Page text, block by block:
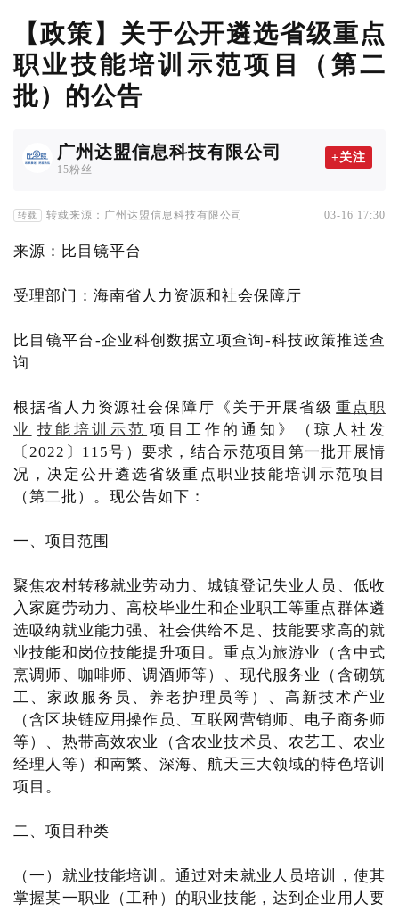
【政策】关于公开遴选省级重点
职业技能培训示范项目（第二
批）的公告
广州达盟信息科技有限公司
15粉丝
+关注
转载 转载来源：广州达盟信息科技有限公司 03-16 17:30
来源：比目镜平台
受理部门：海南省人力资源和社会保障厅
比目镜平台-企业科创数据立项查询-科技政策推送查
询
根据省人力资源社会保障厅《关于开展省级 重点职
业 技能培训示范 项目工作的通知》（琼人社发
〔2022〕115号）要求，结合示范项目第一批开展情
况，决定公开遴选省级重点职业技能培训示范项目
（第二批）。现公告如下：
一、项目范围
聚焦农村转移就业劳动力、城镇登记失业人员、低收
入家庭劳动力、高校毕业生和企业职工等重点群体遴
选吸纳就业能力强、社会供给不足、技能要求高的就
业技能和岗位技能提升项目。重点为旅游业（含中式
烹调师、咖啡师、调酒师等）、现代服务业（含砌筑
工、家政服务员、养老护理员等）、高新技术产业
（含区块链应用操作员、互联网营销师、电子商务师
等）、热带高效农业（含农业技术员、农艺工、农业
经理人等）和南繁、深海、航天三大领域的特色培训
项目。
二、项目种类
（一）就业技能培训。通过对未就业人员培训，使其
掌握某一职业（工种）的职业技能，达到企业用人要